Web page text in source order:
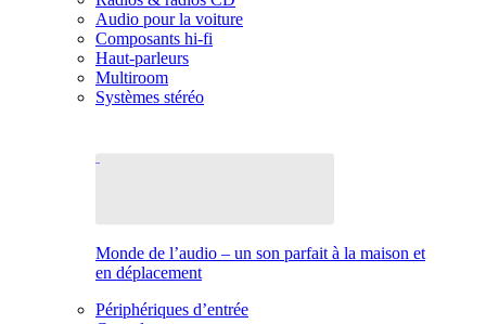
Audio pour la voiture
Composants hi-fi
Haut-parleurs
Multiroom
Systèmes stéréo
Monde de l’audio – un son parfait à la maison et
en déplacement
Périphériques d’entrée